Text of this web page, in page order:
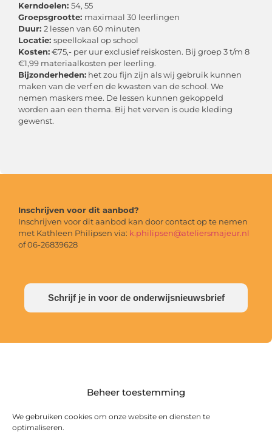
Beheer toestemming
We gebruiken cookies om onze website en diensten te
optimaliseren.
Kerndoelen: 54, 55
Groepsgrootte: maximaal 30 leerlingen
Duur: 2 lessen van 60 minuten
Locatie: speellokaal op school
Kosten:€75,- per uur exclusief reiskosten. Bij groep 3 t/m 8
€1,99 materiaalkosten per leerling.
Bijzonderheden: het zou fijn zijn als wij gebruik kunnen
maken van de verf en de kwasten van de school. We
nemen maskers mee. De lessen kunnen gekoppeld
worden aan een thema. Bij het verven is oude kleding
gewenst.
Inschrijven voor dit aanbod?
Inschrijven voor dit aanbod kan door contact op te nemen
met Kathleen Philipsen via: k.philipsen@ateliersmajeur.nl
of 06-26839628
Schrijf je in voor de onderwijsnieuwsbrief